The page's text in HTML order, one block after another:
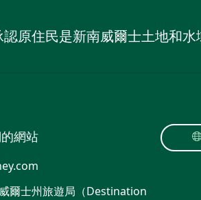
原住民是新南威爾士土地和水
網站
爾士州旅遊局（Destination